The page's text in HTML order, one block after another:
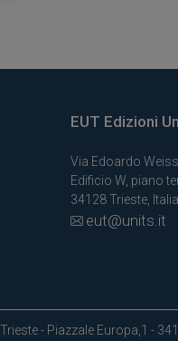
EUT Edizioni
Via Edoardo
Edificio W, piano
34128 Trieste, Italia
eut@units.it
- Piazzale Europa,1 -